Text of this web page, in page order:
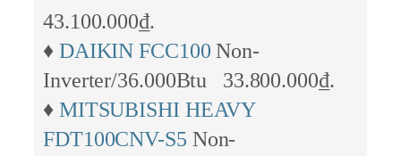
43.100.000₫.
♦ DAIKIN FCC100 Non-
Inverter/36.000Btu 33.800.000₫.
♦ MITSUBISHI HEAVY
FDT100CNV-S5 Non-